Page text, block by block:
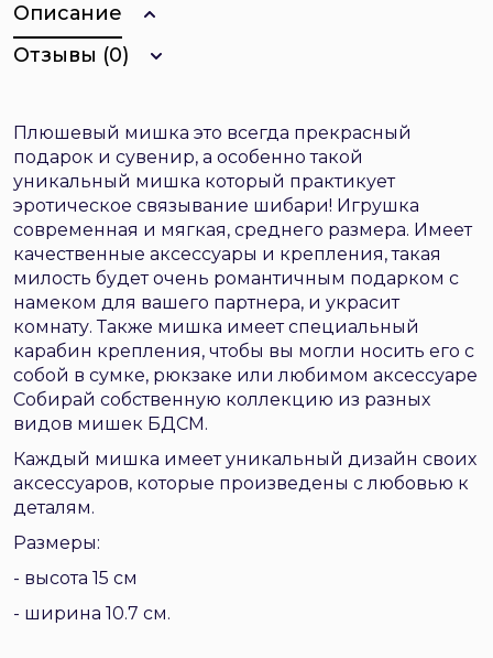
Описание
Отзывы (0)
Плюшевый мишка это всегда прекрасный
подарок и сувенир, а особенно такой
уникальный мишка который практикует
эротическое связывание шибари! Игрушка
современная и мягкая, среднего размера. Имеет
качественные аксессуары и крепления, такая
милость будет очень романтичным подарком с
намеком для вашего партнера, и украсит
комнату. Также мишка имеет специальный
карабин крепления, чтобы вы могли носить его с
собой в сумке, рюкзаке или любимом аксессуаре
Собирай собственную коллекцию из разных
видов мишек БДСМ.
Каждый мишка имеет уникальный дизайн своих
аксессуаров, которые произведены с любовью к
деталям.
Размеры:
- высота 15 см
- ширина 10.7 см.